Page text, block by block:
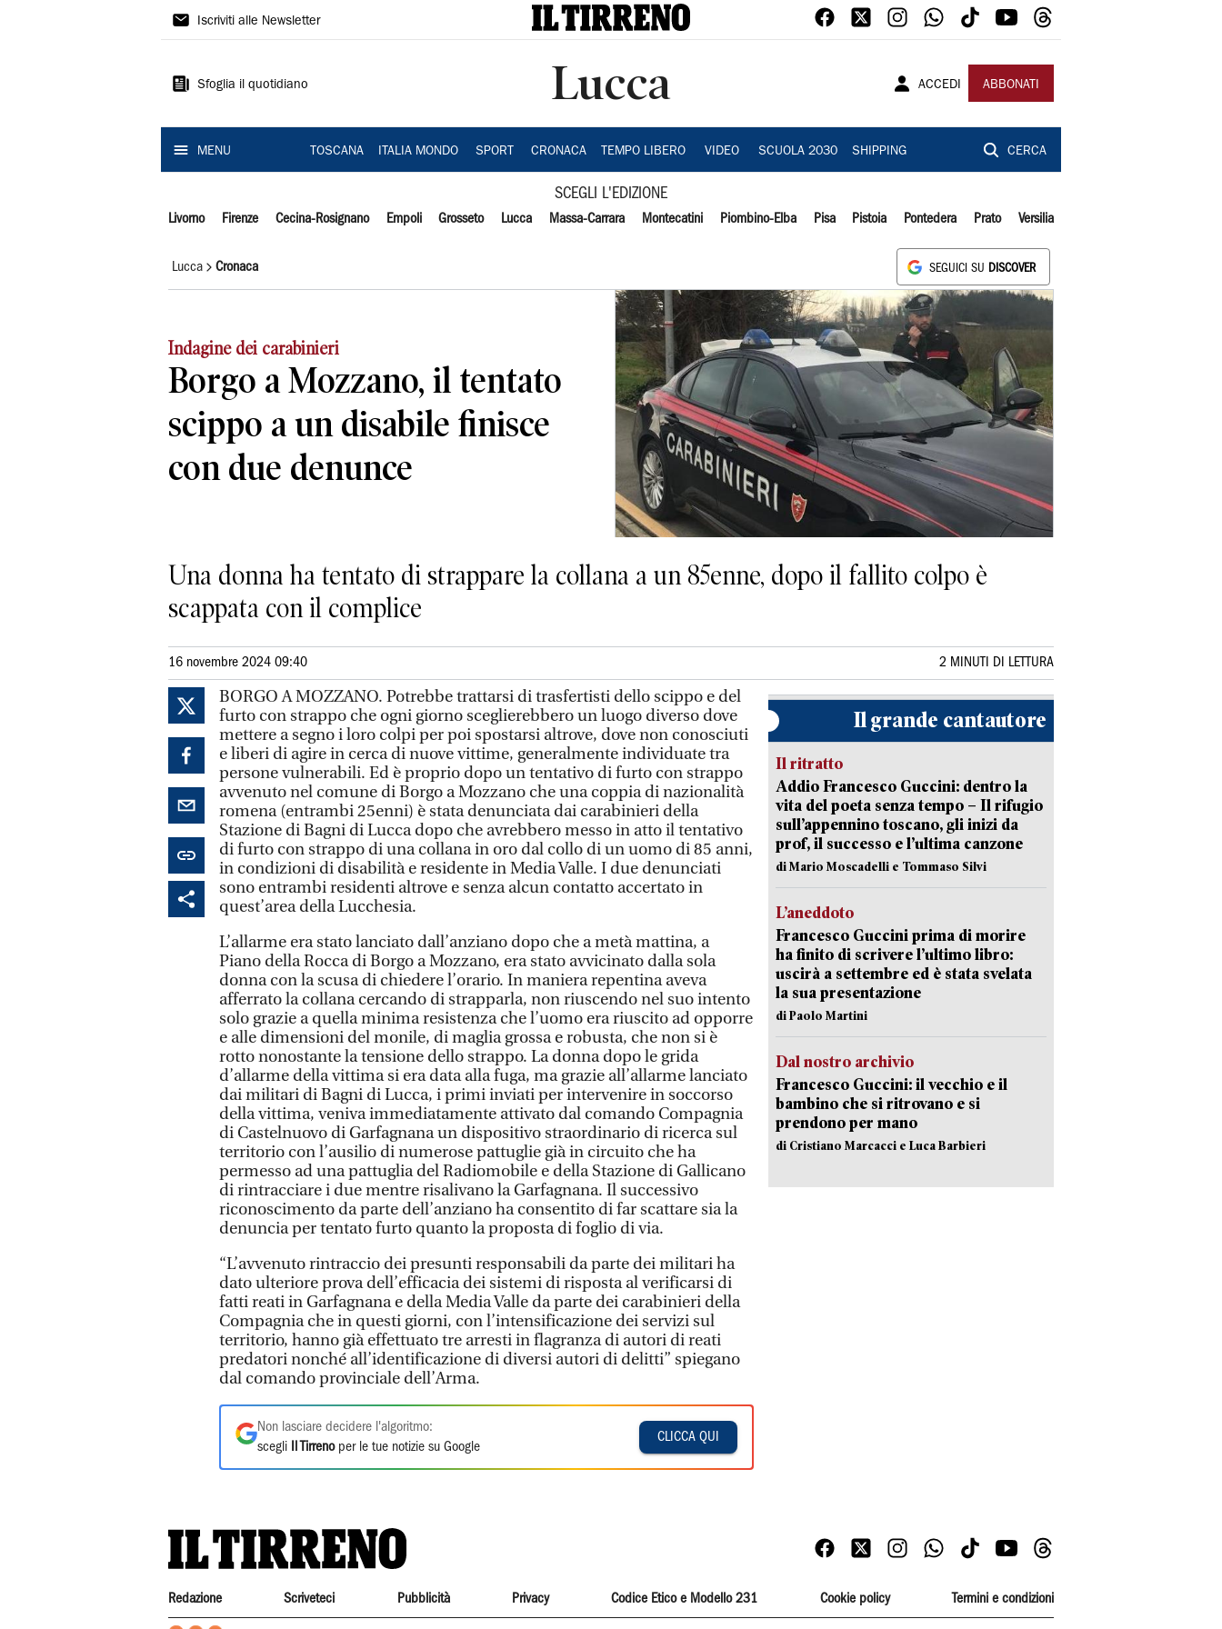
Il
Iscriviti alle Newsletter
Sfoglia il quotidiano Lucca ACCEDI ABBONATI
MENU TOSCANA ITALIA MONDO SPORT CRONACA TEMPO LIBERO VIDEO SCUOLA 2030 SHIPPING CERCA
SCEGLI L'EDIZIONE
Livorno Firenze Cecina-Rosignano Empoli Grosseto Lucca Massa-Carrara Montecatini Piombino-Elba Pisa Pistoia Pontedera Prato Versilia
Lucca Cronaca SEGUICI SU DISCOVER
Indagine dei carabinieri
Borgo a Mozzano, il tentato
scippo a un disabile finisce
con due denunce
Una donna ha tentato di strappare la collana a un 85enne, dopo il fallito colpo è
scappata con il complice
16 novembre 2024 09:40 2 MINUTI DI LETTURA
BORGO A MOZZANO. Potrebbe trattarsi di trasfertisti dello scippo e del
furto con strappo che ogni giorno sceglierebbero un luogo diverso dove
mettere a segno i loro colpi per poi spostarsi altrove, dove non conosciuti
e liberi di agire in cerca di nuove vittime, generalmente individuate tra
persone vulnerabili. Ed è proprio dopo un tentativo di furto con strappo
avvenuto nel comune di Borgo a Mozzano che una coppia di nazionalità
romena (entrambi 25enni) è stata denunciata dai carabinieri della
Stazione di Bagni di Lucca dopo che avrebbero messo in atto il tentativo
di furto con strappo di una collana in oro dal collo di un uomo di 85 anni,
in condizioni di disabilità e residente in Media Valle. I due denunciati
sono entrambi residenti altrove e senza alcun contatto accertato in
quest’area della Lucchesia.
L’allarme era stato lanciato dall’anziano dopo che a metà mattina, a
Piano della Rocca di Borgo a Mozzano, era stato avvicinato dalla sola
donna con la scusa di chiedere l’orario. In maniera repentina aveva
afferrato la collana cercando di strapparla, non riuscendo nel suo intento
solo grazie a quella minima resistenza che l’uomo era riuscito ad opporre
e alle dimensioni del monile, di maglia grossa e robusta, che non si è
rotto nonostante la tensione dello strappo. La donna dopo le grida
d’allarme della vittima si era data alla fuga, ma grazie all’allarme lanciato
dai militari di Bagni di Lucca, i primi inviati per intervenire in soccorso
della vittima, veniva immediatamente attivato dal comando Compagnia
di Castelnuovo di Garfagnana un dispositivo straordinario di ricerca sul
territorio con l’ausilio di numerose pattuglie già in circuito che ha
permesso ad una pattuglia del Radiomobile e della Stazione di Gallicano
di rintracciare i due mentre risalivano la Garfagnana. Il successivo
riconoscimento da parte dell’anziano ha consentito di far scattare sia la
denuncia per tentato furto quanto la proposta di foglio di via.
“L’avvenuto rintraccio dei presunti responsabili da parte dei militari ha
dato ulteriore prova dell’efficacia dei sistemi di risposta al verificarsi di
fatti reati in Garfagnana e della Media Valle da parte dei carabinieri della
Compagnia che in questi giorni, con l’intensificazione dei servizi sul
territorio, hanno già effettuato tre arresti in flagranza di autori di reati
predatori nonché all’identificazione di diversi autori di delitti” spiegano
dal comando provinciale dell’Arma.
Non lasciare decidere l'algoritmo:
scegli
Il Tirrenoper le tue notizie su Google
CLICCA QUI
Il grande cantautore
Il ritratto
Addio Francesco Guccini: dentro la
vita del poeta senza tempo – Il rifugio
sull’appennino toscano, gli inizi da
prof, il successo e l’ultima canzone
di Mario Moscadelli e Tommaso Silvi
L’aneddoto
Francesco Guccini prima di morire
ha finito di scrivere l’ultimo libro:
uscirà a settembre ed è stata svelata
la sua presentazione
di Paolo Martini
Dal nostro archivio
Francesco Guccini: il vecchio e il
bambino che si ritrovano e si
prendono per mano
di Cristiano Marcacci e Luca Barbieri
Redazione Scriveteci Pubblicità Privacy Codice Etico e Modello 231 Cookie policy Termini e condizioni